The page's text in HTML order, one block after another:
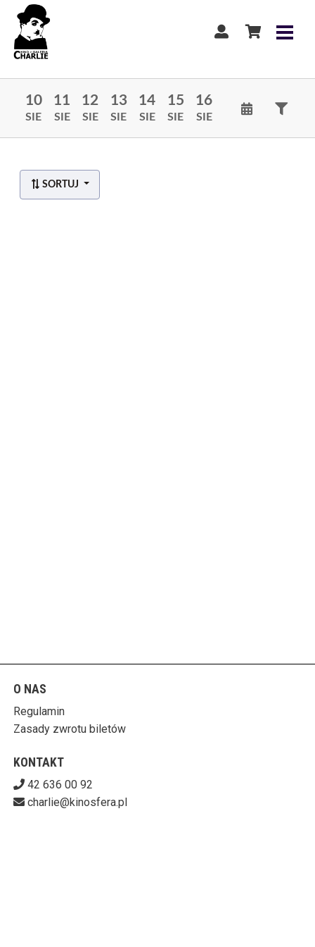
10
SIE
11
SIE
12
SIE
13
SIE
14
SIE
15
SIE
16
SIE
SORTUJ
O NAS
Regulamin
Zasady zwrotu biletów
KONTAKT
42 636 00 92
charlie@kinosfera.pl